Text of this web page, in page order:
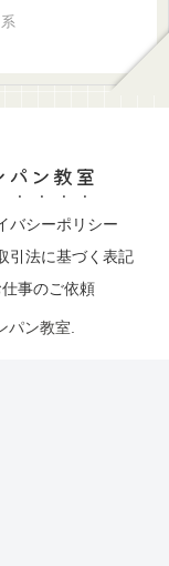
パン教室
バシーポリシー
引法に基づく表記
仕事のご依頼
パン教室.